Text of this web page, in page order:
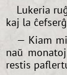
Lukeria
kaj la
— Kiam
naŭ
restis